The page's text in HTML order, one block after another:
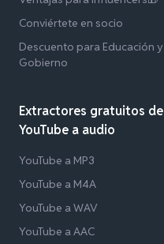
Conviértete en socio
Descuento para Educación y
Gobierno
Extractores gratuitos de
YouTube a audio
YouTube a MP3
YouTube a M4A
YouTube a WAV
YouTube a AAC